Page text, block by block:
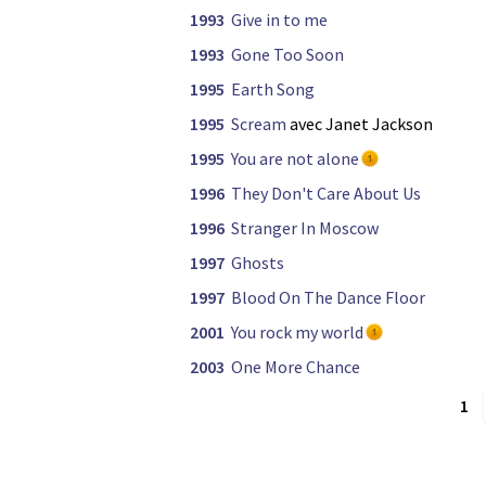
1993 Give in to me
1993 Gone Too Soon
1995 Earth Song
1995 Scream avec Janet Jackson
1995 You are not alone
1996 They Don't Care About Us
1996 Stranger In Moscow
1997 Ghosts
1997 Blood On The Dance Floor
2001 You rock my world
2003 One More Chance
1